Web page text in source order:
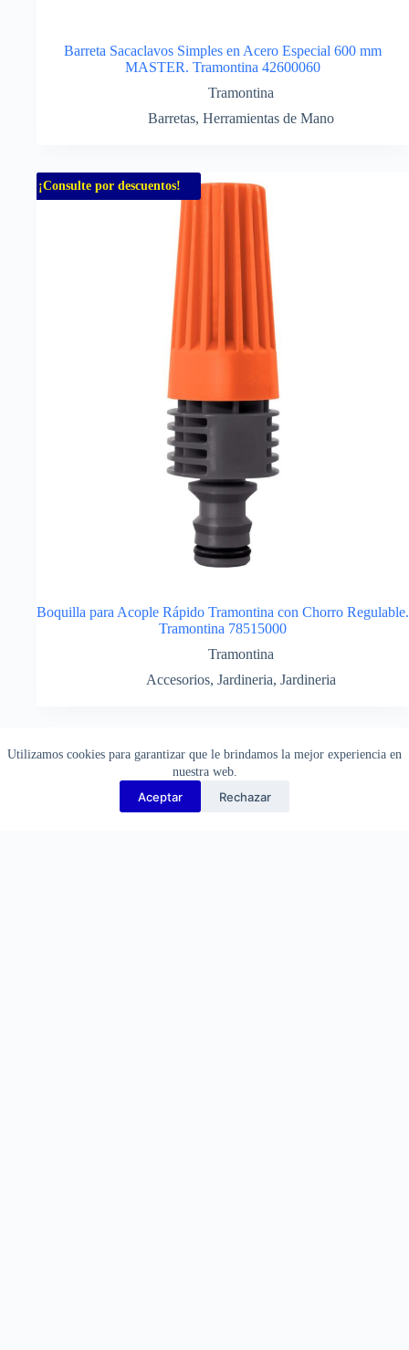
Utilizamos cookies para garantizar que le brindamos la mejor experiencia en
nuestra web.
Aceptar Rechazar
Barreta Sacaclavos Simples en Acero Especial 600 mm
MASTER. Tramontina 42600060
Tramontina
Barretas, Herramientas de Mano
¡Consulte por descuentos!
Boquilla para Acople Rápido Tramontina con Chorro Regulable.
Tramontina 78515000
Tramontina
Accesorios, Jardineria, Jardineria
¡Consulte por descuentos!